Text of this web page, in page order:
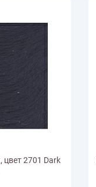
цвет 2701 Dark